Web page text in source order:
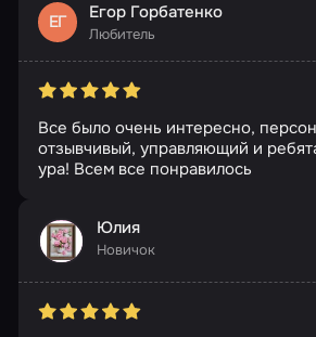
ЕГ Егор Горбатенко
Любитель
Все было очень интересно,
отзывчивый, управляющий и
ура! Всем все понравилось
Юлия
Новичок